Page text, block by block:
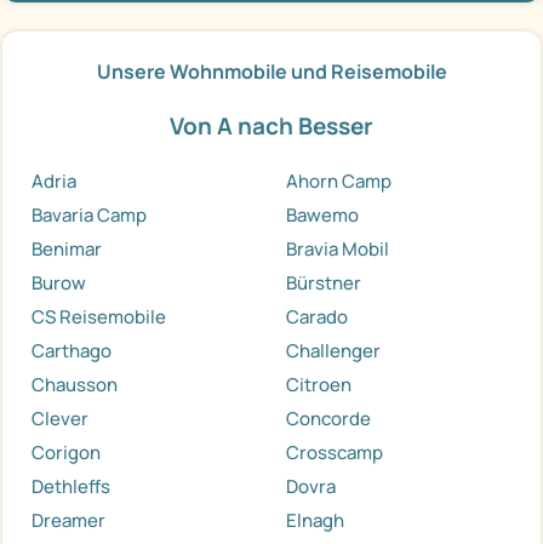
Unsere Wohnmobile und Reisemobile
Von A nach Besser
Adria
Ahorn Camp
Bavaria Camp
Bawemo
Benimar
Bravia Mobil
Burow
Bürstner
CS Reisemobile
Carado
Carthago
Challenger
Chausson
Citroen
Clever
Concorde
Corigon
Crosscamp
Dethleffs
Dovra
Dreamer
Elnagh